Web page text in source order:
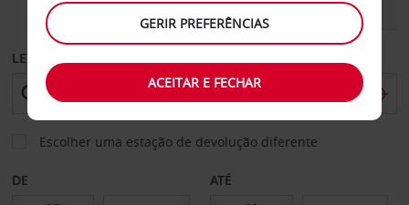
CARRO COMERCIAIS
LEVANTAR EM
Escolher uma estação de devolução diferente
DE ATÉ
GERIR PREFERÊNCIAS
ACEITAR E FECHAR